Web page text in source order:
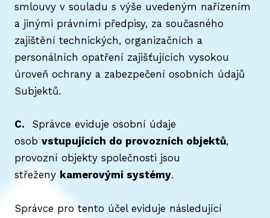
smlouvy v souladu s výše uvedeným nařízením
a jinými právními předpisy, za současného
zajištění technických, organizačních a
personálních opatření zajišťujících vysokou
úroveň ochrany a zabezpečení osobních údajů
Subjektů.
C. Správce eviduje osobní údaje
osob vstupujících do provozních objektů,
provozní objekty společnosti jsou
střeženy kamerovými systémy.
Správce pro tento účel eviduje následující